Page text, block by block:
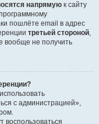
напрямую к сайту
пошлёте email в адрес
третьей стороной,
вообще не получить
с администрацией»,
воспользоваться